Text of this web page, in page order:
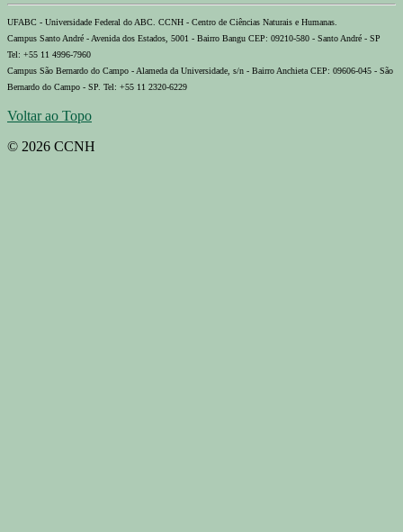
UFABC - Universidade Federal do ABC. CCNH - Centro de Ciências Naturais e Humanas.
Campus Santo André - Avenida dos Estados, 5001 - Bairro Bangu CEP: 09210-580 - Santo André - SP
Tel: +55 11 4996-7960
Campus São Bernardo do Campo - Alameda da Universidade, s/n - Bairro Anchieta CEP: 09606-045 - São
Bernardo do Campo - SP. Tel: +55 11 2320-6229
Voltar ao Topo
© 2026 CCNH